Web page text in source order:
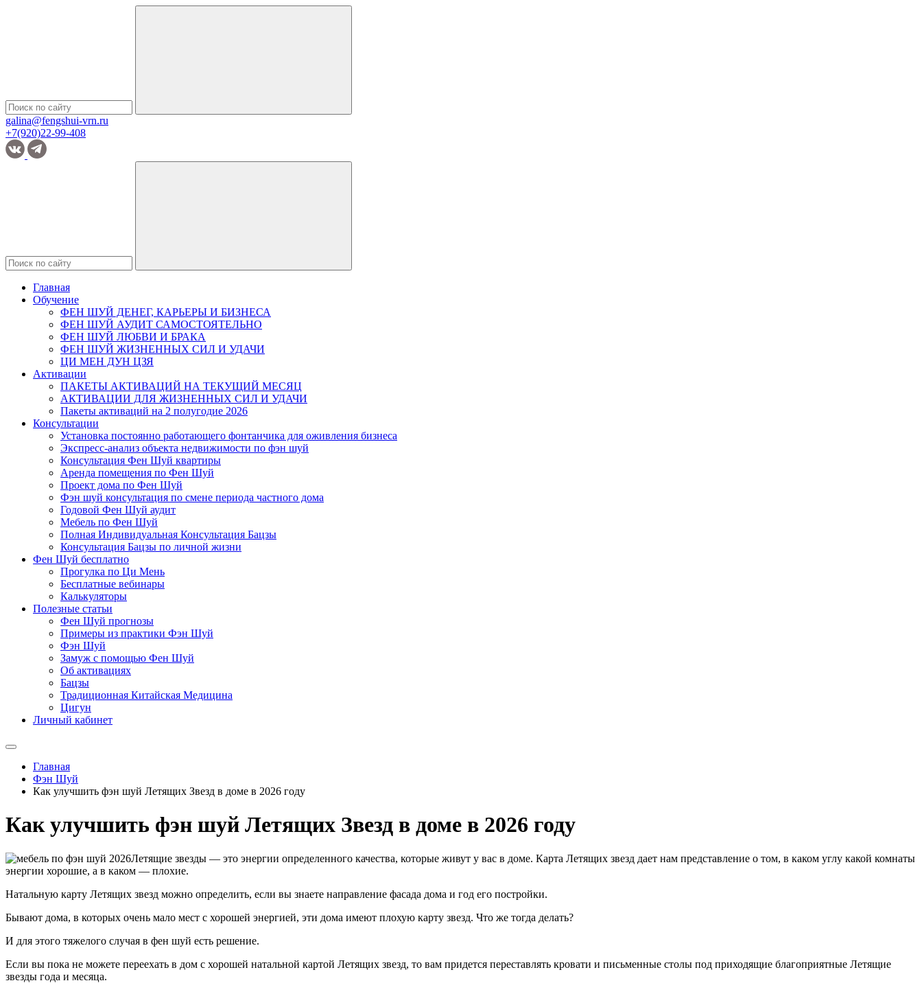
galina@fengshui-vrn.ru
+7(920)22-99-408
Главная
Обучение
ФЕН ШУЙ ДЕНЕГ, КАРЬЕРЫ И БИЗНЕСА
ФЕН ШУЙ АУДИТ САМОСТОЯТЕЛЬНО
ФЕН ШУЙ ЛЮБВИ И БРАКА
ФЕН ШУЙ ЖИЗНЕННЫХ СИЛ И УДАЧИ
ЦИ МЕН ДУН ЦЗЯ
Активации
ПАКЕТЫ АКТИВАЦИЙ НА ТЕКУЩИЙ МЕСЯЦ
АКТИВАЦИИ ДЛЯ ЖИЗНЕННЫХ СИЛ И УДАЧИ
Пакеты активаций на 2 полугодие 2026
Консультации
Установка постоянно работающего фонтанчика для оживления бизнеса
Экспресс-анализ объекта недвижимости по фэн шуй
Консультация Фен Шуй квартиры
Аренда помещения по Фен Шуй
Проект дома по Фен Шуй
Фэн шуй консультация по смене периода частного дома
Годовой Фен Шуй аудит
Мебель по Фен Шуй
Полная Индивидуальная Консультация Бацзы
Консультация Бацзы по личной жизни
Фен Шуй бесплатно
Прогулка по Ци Мень
Бесплатные вебинары
Калькуляторы
Полезные статьи
Фен Шуй прогнозы
Примеры из практики Фэн Шуй
Фэн Шуй
Замуж с помощью Фен Шуй
Об активациях
Бацзы
Традиционная Китайская Медицина
Цигун
Личный кабинет
Главная
Фэн Шуй
Как улучшить фэн шуй Летящих Звезд в доме в 2026 году
Как улучшить фэн шуй Летящих Звезд в доме в 2026 году
Летящие звезды — это энергии определенного качества, которые живут у вас в доме. Карта Летящих звезд дает нам представление о том, в каком углу какой комнаты
энергии хорошие, а в каком — плохие.
Натальную карту Летящих звезд можно определить, если вы знаете направление фасада дома и год его постройки.
Бывают дома, в которых очень мало мест с хорошей энергией, эти дома имеют плохую карту звезд. Что же тогда делать?
И для этого тяжелого случая в фен шуй есть решение.
Если вы пока не можете переехать в дом с хорошей натальной картой Летящих звезд, то вам придется переставлять кровати и письменные столы под приходящие благоприятные Летящие
звезды года и месяца.